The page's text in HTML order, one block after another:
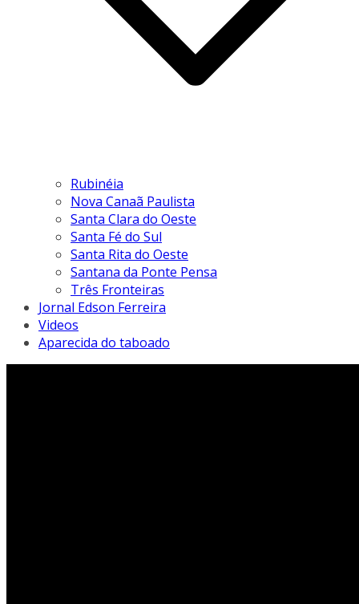
Rubinéia
Nova Canaã Paulista
Santa Clara do Oeste
Santa Fé do Sul
Santa Rita do Oeste
Santana da Ponte Pensa
Três Fronteiras
Jornal Edson Ferreira
Videos
Aparecida do taboado